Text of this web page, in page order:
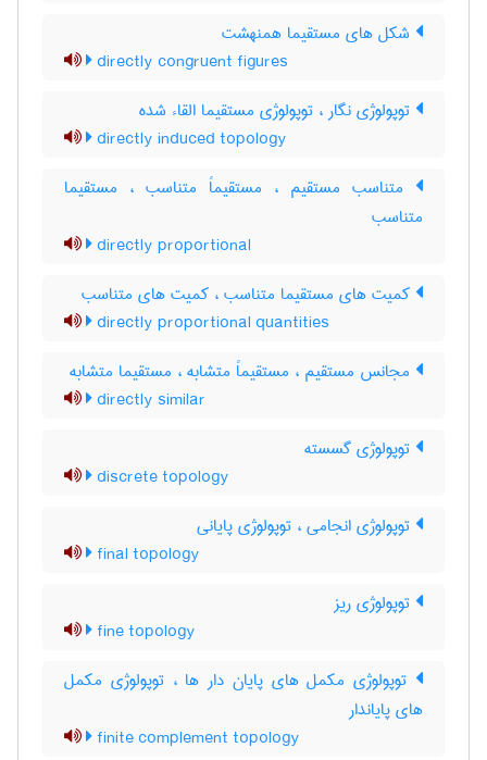
شکل های مستقیما همنهشت
directly congruent figures
توپولوژی نگار ، توپولوژی مستقیما القاء شده
directly induced topology
متناسب مستقیم ، مستقیماً متناسب ، مستقیما
متناسب
directly proportional
کمیت های مستقیما متناسب ، کمیت های متناسب
directly proportional quantities
مجانس مستقیم ، مستقیماً متشابه ، مستقیما متشابه
directly similar
توپولوژی گسسته
discrete topology
توپولوژی انجامی ، توپولوژی پایانی
final topology
توپولوژی ریز
fine topology
توپولوژی مکمل های پایان دار ها ، توپولوژی مکمل
های پایاندار
finite complement topology